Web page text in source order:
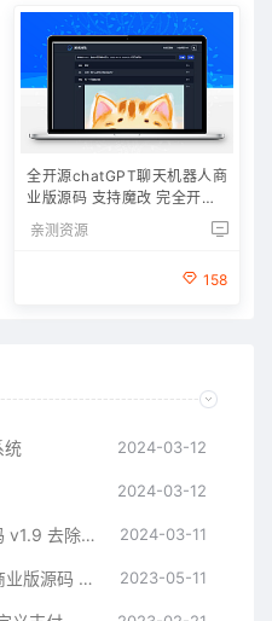
全开源chatGPT聊天机器人商
业版源码 支持魔改 完全开放
源代码
亲测资源
158
统 2024-03-12
2024-03-12
多模板易航网址引导导航源码 v1.9 去除弹窗等开心版 2024-03-11
全开源chatGPT聊天机器人商业版源码 支持魔改 完全开放源代码 2023-05-11